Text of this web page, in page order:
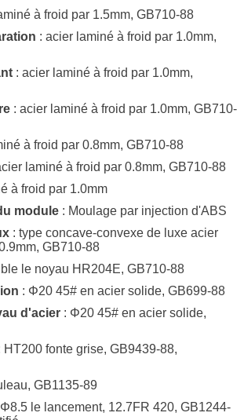
à froid par 1.5mm, GB710-88
: acier laminé à froid par 1.0mm,
: acier laminé à froid par 1.0mm,
: acier laminé à froid par 1.0mm, GB710-
à froid par 0.8mm, GB710-88
laminé à froid par 0.8mm, GB710-88
à froid par 1.0mm
module : Moulage par injection d'ABS
: type concave-convexe de luxe acier
GB710-88
le noyau HR204E, GB710-88
: Φ20 45# en acier solide, GB699-88
d'acier : Φ20 45# en acier solide,
HT200 fonte grise, GB9439-88,
GB1135-89
le lancement, 12.7FR 420, GB1244-